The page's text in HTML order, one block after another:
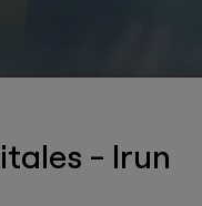
- Irun